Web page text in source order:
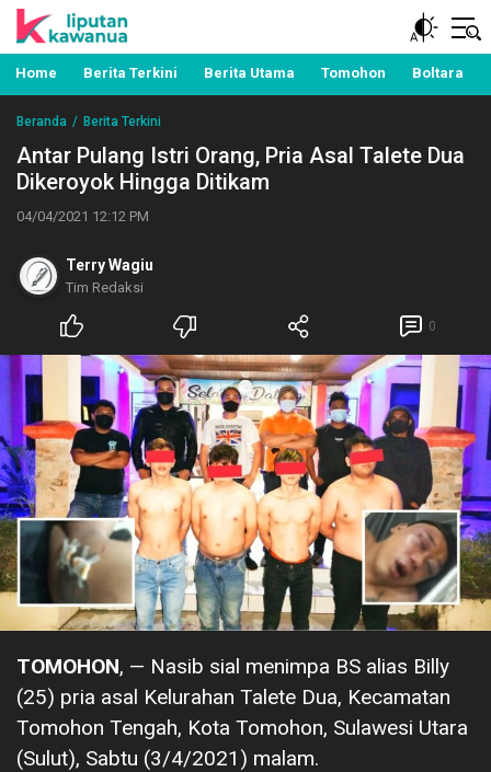
Liputan Kawanua
Berita Manado, Sulawesi Utara, Kawanua, Politik,
Pemerintahan, Hukum Kriminal dan Nasional
Home Berita Terkini Berita Utama Tomohon Boltara
Beranda Berita Terkini
Antar Pulang Istri Orang, Pria Asal Talete Dua
Dikeroyok Hingga Ditikam
04/04/2021 12:12 PM
Terry Wagiu
Tim Redaksi
0
TOMOHON, — Nasib sial menimpa BS alias Billy
(25) pria asal Kelurahan Talete Dua, Kecamatan
Tomohon Tengah, Kota Tomohon, Sulawesi Utara
(Sulut), Sabtu (3/4/2021) malam.